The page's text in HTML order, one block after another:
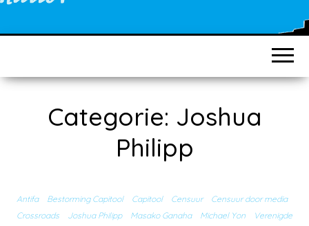
Categorie: Joshua
Philipp
Antifa Bestorming Capitool Capitool Censuur
Censuur door media
Crossroads
Joshua Philipp Masako Ganaha Michael Yon
Verenigde